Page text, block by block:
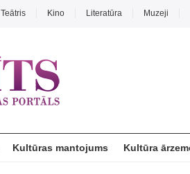
Teātris Kino Literatūra Muzeji
Kultūras mantojums Kultūra